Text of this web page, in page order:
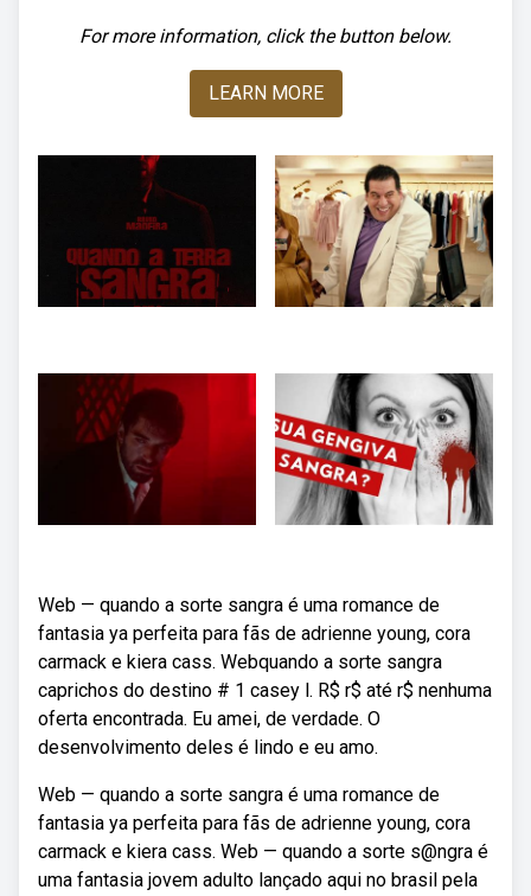
For more information, click the button below.
LEARN MORE
Web — quando a sorte sangra é uma romance de
fantasia ya perfeita para fãs de adrienne young, cora
carmack e kiera cass. Webquando a sorte sangra
caprichos do destino # 1 casey l. R$ r$ até r$ nenhuma
oferta encontrada. Eu amei, de verdade. O
desenvolvimento deles é lindo e eu amo.
Web — quando a sorte sangra é uma romance de
fantasia ya perfeita para fãs de adrienne young, cora
carmack e kiera cass. Web — quando a sorte s@ngra é
uma fantasia jovem adulto lançado aqui no brasil pela